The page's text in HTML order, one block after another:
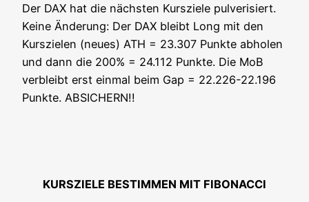
Der DAX hat die nächs­ten Kurs­zie­le pul­ve­ri­siert.
Kei­ne Ände­rung: Der DAX bleibt Long mit den
Kurs­zie­len (neu­es) ATH = 23.307 Punk­te abho­len
und dann die 200% = 24.112 Punk­te. Die MoB
ver­bleibt erst ein­mal beim Gap = 22.226-22.196
Punk­te. ABSICHERN!!
KURSZIELE BESTIMMEN MIT FIBONACCI